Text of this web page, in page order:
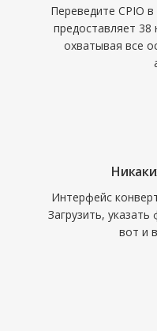
Переведите CPIO
предоставляет 38
охватывая все
Интерфейс
Загрузить,
вот и